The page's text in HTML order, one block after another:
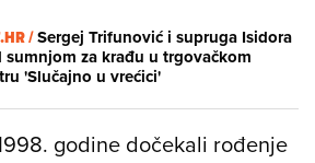
/Sergej Trifunović i supruga Isidora
sumnjom za krađu u trgovačkom
'Slučajno u vrećici'
godine dočekali rođenje